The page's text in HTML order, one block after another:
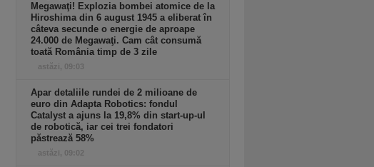
Megawaţi! Explozia bombei atomice de la
Hiroshima din 6 august 1945 a eliberat în
câteva secunde o energie de aproape
24.000 de Megawaţi. Cam cât consumă
toată România timp de 3 zile
astăzi, 09:03
Apar detaliile rundei de 2 milioane de
euro din Adapta Robotics: fondul
Catalyst a ajuns la 19,8% din start-up-ul
de robotică, iar cei trei fondatori
păstrează 58%
astăzi, 09:02